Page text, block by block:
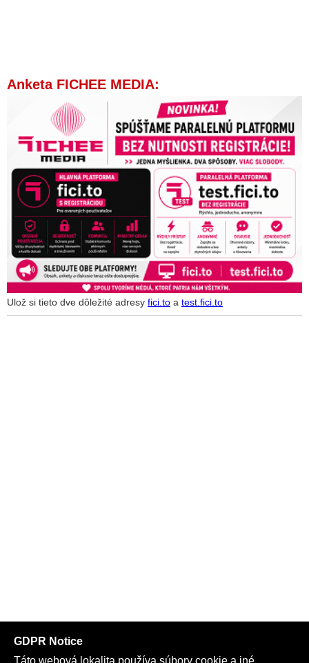
Anketa FICHEE MEDIA:
Ulož si tieto dve dôležité adresy fici.to a test.fici.to